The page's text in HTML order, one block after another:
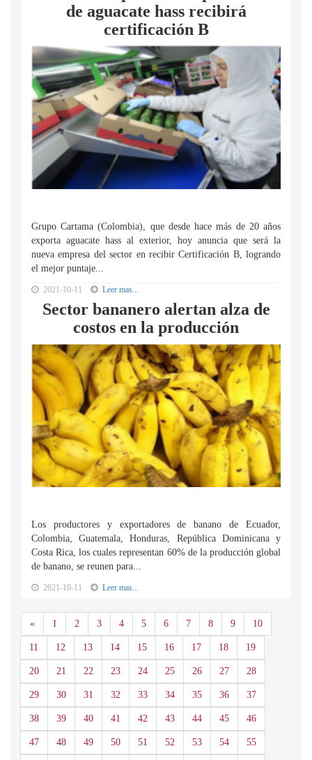
de aguacate hass recibirá
certificación B
Grupo Cartama (Colombia), que desde hace más de 20 años
exporta aguacate hass al exterior, hoy anuncia que será la
nueva empresa del sector en recibir Certificación B, logrando
el mejor puntaje...
2021-10-11 Leer mas...
Sector bananero alertan alza de
costos en la producción
Los productores y exportadores de banano de Ecuador,
Colombia, Guatemala, Honduras, República Dominicana y
Costa Rica, los cuales representan 60% de la producción global
de banano, se reunen para...
2021-10-11 Leer mas...
«Anterior
1 2 3 4 5 6 7 8 9 10
11 12 13 14 15 16 17 18 19
20 21 22 23 24 25 26 27 28
29 30 31 32 33 34 35 36 37
38 39 40 41 42 43 44 45 46
47 48 49 50 51 52 53 54 55